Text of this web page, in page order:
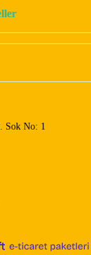
eksik bilgiler bulunuyor.
alternatifler olmalı.
Sok No: 1
ideasoft